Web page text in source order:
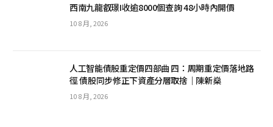
西南九龍叡璟I收逾8000個查詢 48小時內開價
10 8 月, 2026
人工智能債股重定價四部曲 四：周期重定價落地路
徑 債股同步修正下資產分層取捨｜陳新燊
10 8 月, 2026